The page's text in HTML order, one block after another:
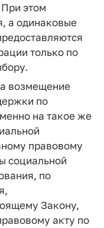
этом
а одинаковые
только по
возмещение
по
на такое же
правовому
социальной
по
Закону,
акту по